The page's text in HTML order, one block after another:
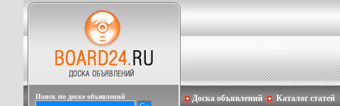
Поиск по доске объявлений Доска объявлений Каталог статей